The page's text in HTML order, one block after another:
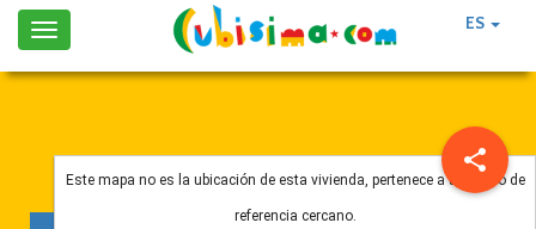
ES
Toggle
navigation
Este mapa no es la ubicación de esta vivienda, pertenece a un punto de
referencia cercano.